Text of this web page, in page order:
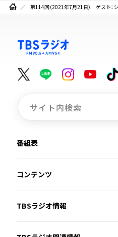
第114回（2021年7月21日） ゲスト：
番組表
コンテンツ
TBSラジオ情報